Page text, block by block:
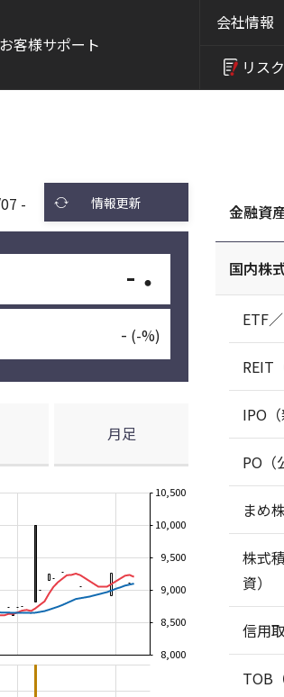
お客様サポート
会社情報
リス
- 情報更新
- ・
- (-%)
月足
8,000
8,500
9,000
9,500
10,000
10,500
金融資
国内株
ETF
REIT
IPO（
PO（
まめ
株式
資）
信用
TOB